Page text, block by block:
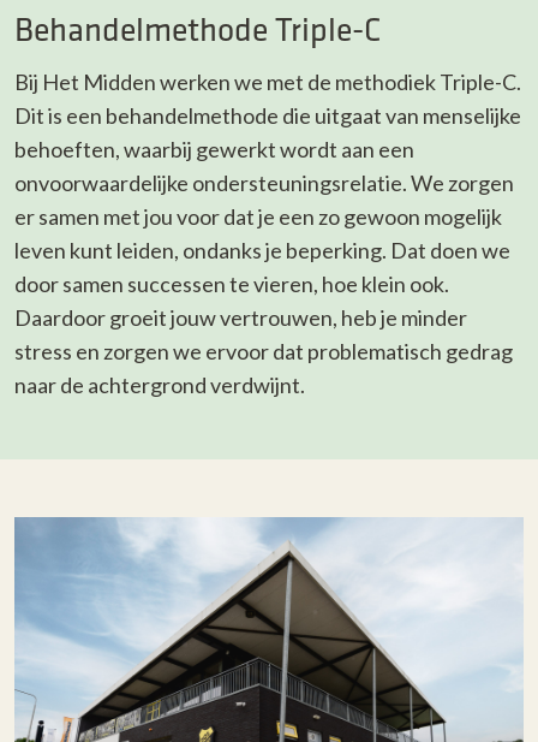
Behandelmethode Triple-C
Bij Het Midden werken we met de methodiek Triple-C.
Dit is een behandelmethode die uitgaat van menselijke
behoeften, waarbij gewerkt wordt aan een
onvoorwaardelijke ondersteuningsrelatie. We zorgen
er samen met jou voor dat je een zo gewoon mogelijk
leven kunt leiden, ondanks je beperking. Dat doen we
door samen successen te vieren, hoe klein ook.
Daardoor groeit jouw vertrouwen, heb je minder
stress en zorgen we ervoor dat problematisch gedrag
naar de achtergrond verdwijnt.